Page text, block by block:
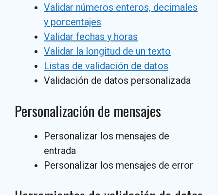
Validar números enteros, decimales
y porcentajes
Validar fechas y horas
Validar la longitud de un texto
Listas de validación de datos
Validación de datos personalizada
Personalización de mensajes
Personalizar los mensajes de
entrada
Personalizar los mensajes de error